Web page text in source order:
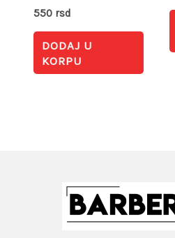
550 rsd
DODAJ U
KORPU